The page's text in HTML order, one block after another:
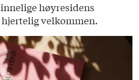
høyresidens
velkommen.